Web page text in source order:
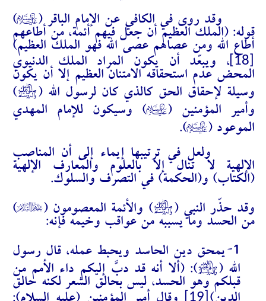
وقد روى في الكافي عن الإمام الباقر (A
)
قوله: (الملك العظيم أن جعل فيهم أئمة، من أطاعهم
أطاع الله ومن عصاهم عصى الله فهو الملك العظيم)
، ويبعّد أن يكون المراد الملك الدنيوي
المحض عدم استحقاقه الامتنان العظيم إلا أن يكون
وسيلة لإحقاق الحق كالذي كان لرسول الله (J
)
وأمير المؤمنين (A) وسيكون للإمام المهدي
الموعود (A
).
ولعل في ترتيبها إيماء إلى أن المناصب
الإلهية لا تنال إلا بالعلوم والمعارف الإلهية
(الكتاب) و(الحكمة) في التصرف والسلوك.
وقد حذّر النبي (J) والأئمة المعصومون (%
)
من الحسد وما يسببه من عواقب وخيمه فإنه:
1-
يمحق دين الحاسد ويحبط عمله، قال رسول
الله (J): (ألا أنه قد دبَّ إليكم داء الأمم من
قبلكم وهو الحسد، ليس بحالق الشعر لكنه حالق